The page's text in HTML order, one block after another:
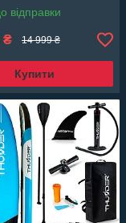
відправки
₴ 14 999 ₴
Купити